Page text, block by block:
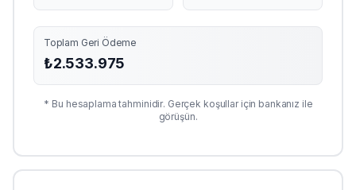
Toplam Geri Ödeme
₺2.533.975
* Bu hesaplama tahminidir. Gerçek koşullar için bankanız ile
görüşün.